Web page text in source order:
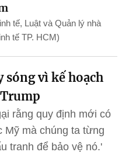
tế, Luật và Quản lý nhà
tế TP. HCM)
sóng vì kế hoạch
rằng quy định mới có
Mỹ mà chúng ta từng
tranh để bảo vệ nó.'